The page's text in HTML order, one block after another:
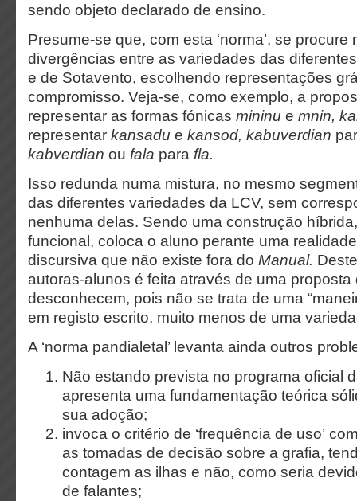
sendo objeto declarado de ensino.
Presume-se que, com esta ‘norma’, se procure
divergências entre as variedades das
e de Sotavento, escolhendo representações
compromisso. Veja-se, como exemplo, a
representar as formas fónicas mininu e mnin,
representar kansadu e kansod, kabuverdian
kabverdian ou fala para fla.
Isso redunda numa mistura, no mesmo
das diferentes variedades da LCV, sem
nenhuma delas. Sendo uma construção
funcional, coloca o aluno perante uma
discursiva que não existe fora do Manual.
autoras-alunos é feita através de uma
desconhecem, pois não se trata de uma
em registo escrito, muito menos de uma
A ‘norma pandialetal’ levanta ainda outros
Não estando prevista no programa oficial
apresenta uma fundamentação teórica
sua adoção;
invoca o critério de ‘frequência de uso’
as tomadas de decisão sobre a grafia,
contagem as ilhas e não, como seria
de falantes;